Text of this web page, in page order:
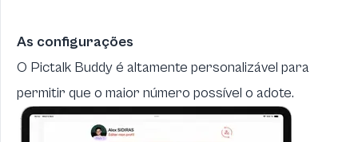
As configurações
O Pictalk Buddy é altamente personalizável para
permitir que o maior número possível o adote.